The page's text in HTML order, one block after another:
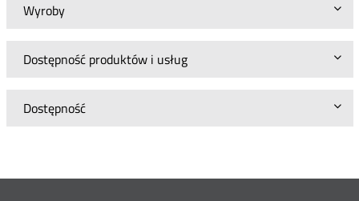
Wyroby
Dostępność produktów i usług
Dostępność